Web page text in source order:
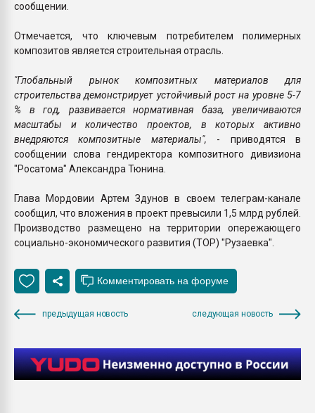
сообщении.
Отмечается, что ключевым потребителем полимерных
композитов является строительная отрасль.
"Глобальный рынок композитных материалов для
строительства демонстрирует устойчивый рост на уровне 5-7
% в год, развивается нормативная база, увеличиваются
масштабы и количество проектов, в которых активно
внедряются композитные материалы", - приводятся в
сообщении слова гендиректора композитного дивизиона
"Росатома" Александра Тюнина.
Глава Мордовии Артем Здунов в своем телеграм-канале
сообщил, что вложения в проект превысили 1,5 млрд рублей.
Производство размещено на территории опережающего
социально-экономического развития (ТОР) "Рузаевка".
предыдущая новость следующая новость